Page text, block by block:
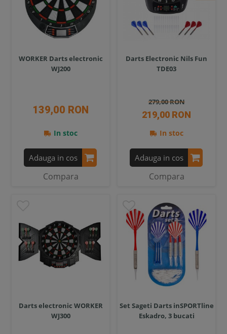
WORKER Darts electronic
WJ200
139,00 RON
In stoc
Adauga in cos
Compara
Darts Electronic Nils Fun
TDE03
279,00 RON
219,00 RON
In stoc
Adauga in cos
Compara
Darts electronic WORKER
WJ300
Set Sageti Darts inSPORTline
Eskadro, 3 bucati